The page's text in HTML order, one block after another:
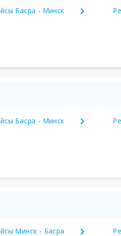
Басра - Минск
Басра - Минск
Минск - Басра